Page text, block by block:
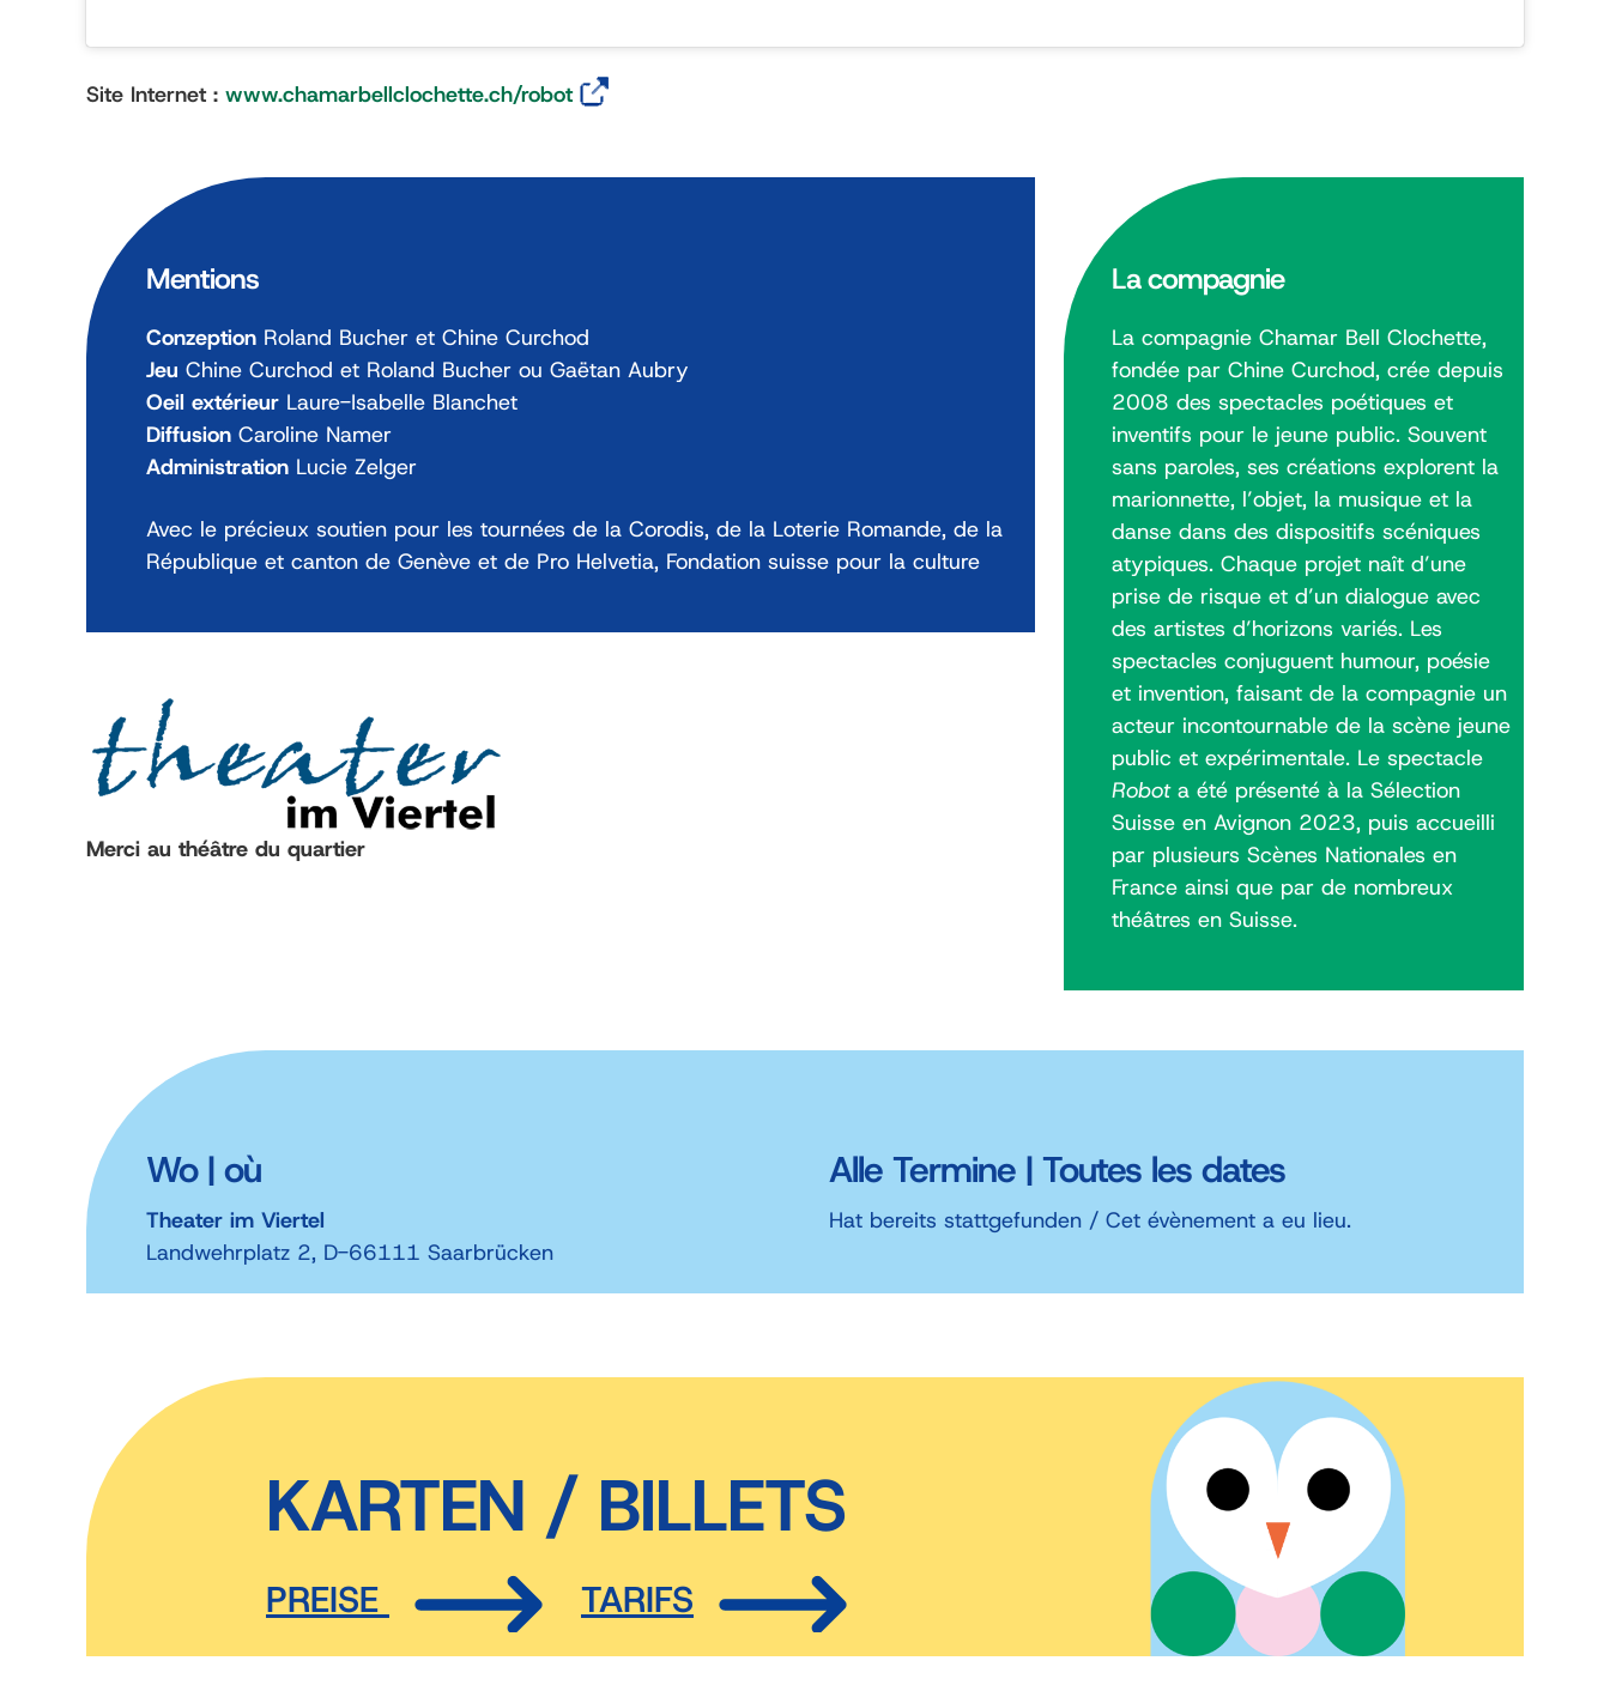
Site Internet : www.chamarbellclochette.ch/robot
Mentions
Conzeption Roland Bucher et Chine Curchod
Jeu Chine Curchod et Roland Bucher ou Gaëtan Aubry
Oeil extérieur Laure-Isabelle Blanchet
Diffusion Caroline Namer
Administration Lucie Zelger
Avec le précieux soutien pour les tournées de la Corodis, de la Loterie Romande, de la
République et canton de Genève et de Pro Helvetia, Fondation suisse pour la culture
La compagnie
La compagnie Chamar Bell Clochette,
fondée par Chine Curchod, crée depuis
2008 des spectacles poétiques et
inventifs pour le jeune public. Souvent
sans paroles, ses créations explorent la
marionnette, l’objet, la musique et la
danse dans des dispositifs scéniques
atypiques. Chaque projet naît d’une
prise de risque et d’un dialogue avec
des artistes d’horizons variés. Les
spectacles conjuguent humour, poésie
et invention, faisant de la compagnie un
acteur incontournable de la scène jeune
public et expérimentale. Le spectacle
Robot a été présenté à la Sélection
Suisse en Avignon 2023, puis accueilli
par plusieurs Scènes Nationales en
France ainsi que par de nombreux
théâtres en Suisse.
Merci au théâtre du quartier
Wo | où
Theater im Viertel
Landwehrplatz 2, D-66111 Saarbrücken
Alle Termine | Toutes les dates
Hat bereits stattgefunden / Cet évènement a eu lieu.
KARTEN / BILLETS
PREISE TARIFS